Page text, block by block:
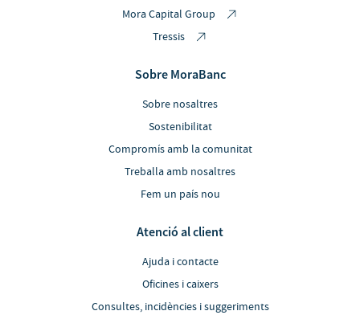
Mora Capital Group
Tressis
Sobre MoraBanc
Sobre nosaltres
Sostenibilitat
Compromís amb la comunitat
Treballa amb nosaltres
Fem un país nou
Atenció al client
Ajuda i contacte
Oficines i caixers
Consultes, incidències i suggeriments